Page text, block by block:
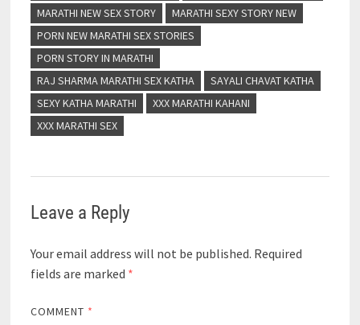
MARATHI NEW SEX STORY
MARATHI SEXY STORY NEW
PORN NEW MARATHI SEX STORIES
PORN STORY IN MARATHI
RAJ SHARMA MARATHI SEX KATHA
SAYALI CHAVAT KATHA
SEXY KATHA MARATHI
XXX MARATHI KAHANI
XXX MARATHI SEX
Leave a Reply
Your email address will not be published. Required
fields are marked *
COMMENT *